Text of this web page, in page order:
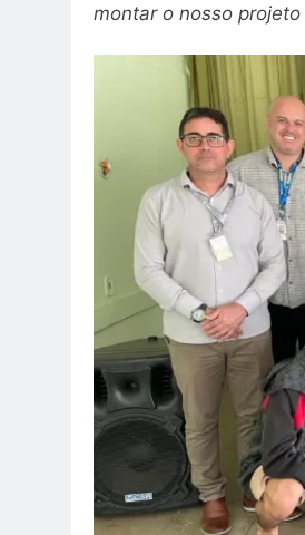
montar o nosso